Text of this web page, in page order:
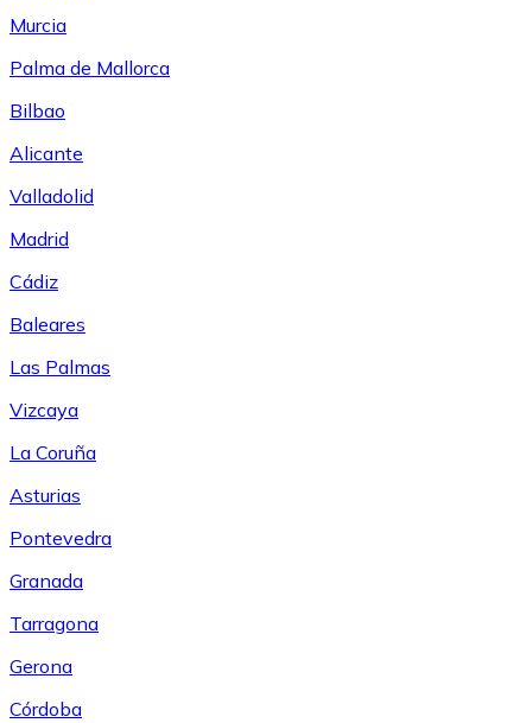
Murcia
Palma de Mallorca
Bilbao
Alicante
Valladolid
Madrid
Cádiz
Baleares
Las Palmas
Vizcaya
La Coruña
Asturias
Pontevedra
Granada
Tarragona
Gerona
Córdoba